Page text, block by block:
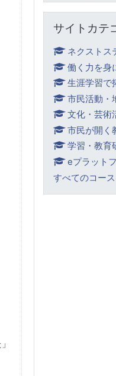
サイトカテ
ネクストス
働く力を身
生涯学習で
市民活動・
文化・芸術
市民が開く
学習・教育
eプラット
すべてのコース